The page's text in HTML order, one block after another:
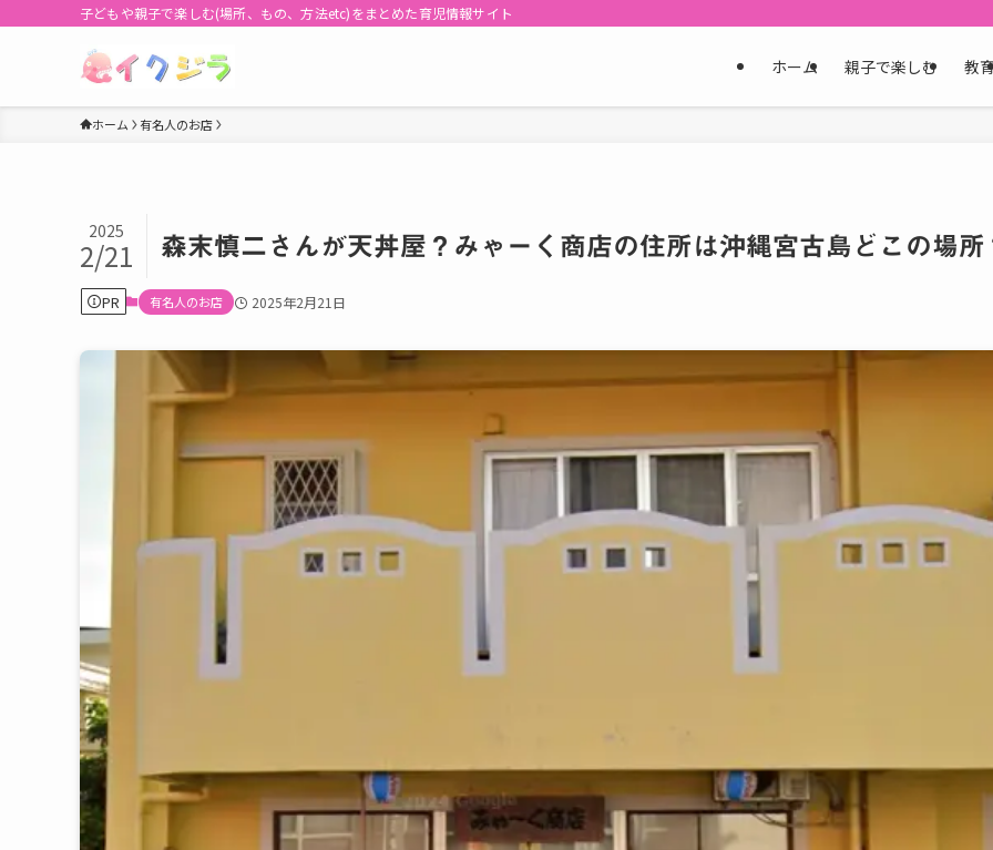
子どもや親子で楽しむ(場所、もの、方法etc)をまとめた育児情報サイト
ホーム 親子で楽しむ 教
ホーム 有名人のお店
森末慎二さんが天丼屋？みゃーく商店の住所は沖縄宮古島どこの場所
2025
2/21
PR 有名人のお店 2025年2月21日